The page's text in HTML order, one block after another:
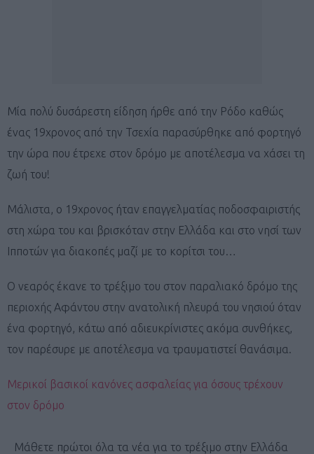
Μία πολύ δυσάρεστη είδηση ήρθε από την Ρόδο καθώς
ένας 19χρονος από την Τσεχία παρασύρθηκε από φορτηγό
την ώρα που έτρεχε στον δρόμο με αποτέλεσμα να χάσει τη
ζωή του!
Μάλιστα, ο 19χρονος ήταν επαγγελματίας ποδοσφαιριστής
στη χώρα του και βρισκόταν στην Ελλάδα και στο νησί των
Ιπποτών για διακοπές μαζί με το κορίτσι του…
Ο νεαρός έκανε το τρέξιμο του στον παραλιακό δρόμο της
περιοχής Αφάντου στην ανατολική πλευρά του νησιού όταν
ένα φορτηγό, κάτω από αδιευκρίνιστες ακόμα συνθήκες,
τον παρέσυρε με αποτέλεσμα να τραυματιστεί θανάσιμα.
Μερικοί βασικοί κανόνες ασφαλείας για όσους τρέχουν
στον δρόμο
Μάθετε πρώτοι όλα τα νέα για το τρέξιμο στην Ελλάδα